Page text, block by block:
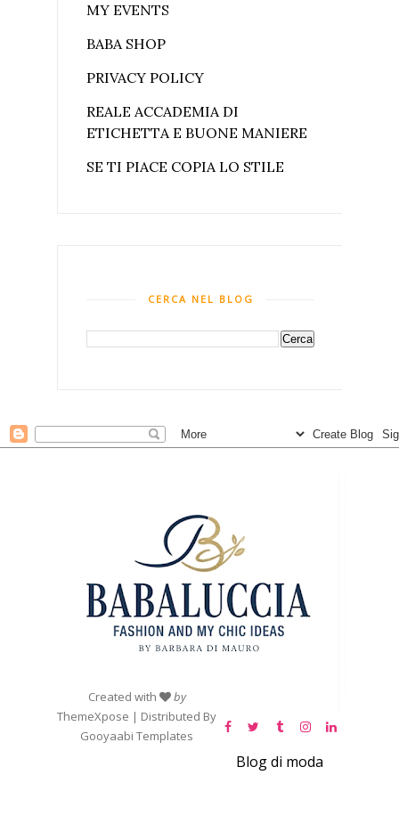
MY EVENTS
BABA SHOP
PRIVACY POLICY
REALE ACCADEMIA DI
ETICHETTA E BUONE MANIERE
SE TI PIACE COPIA LO STILE
CERCA NEL BLOG
Blog di moda
Created with
by
ThemeXpose | Distributed By
Gooyaabi Templates